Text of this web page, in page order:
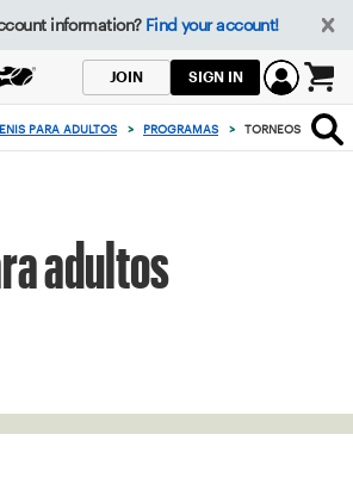
information? Find your account!
JOIN SIGN IN
PARA ADULTOS > PROGRAMAS > TORNEOS PARA
adultos